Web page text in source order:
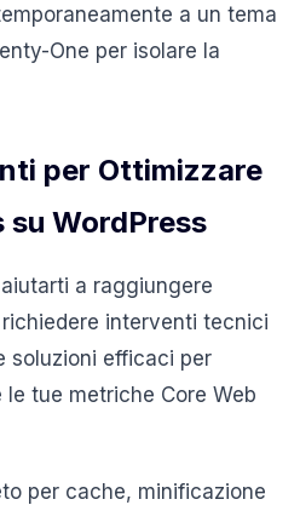
a un tema
One per isolare la
per Ottimizzare
su WordPress
a raggiungere
interventi tecnici
soluzioni efficaci per
tue metriche Core Web
per cache, minificazione